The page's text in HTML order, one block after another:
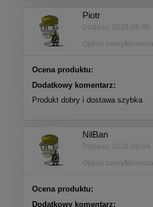
Piotr
Dodano: 2026-08-05
Opinia zweryfikowana
Ocena produktu:
Dodatkowy komentarz:
Produkt dobry i dostawa szybka
NilBan
Dodano: 2026-08-04
Opinia zweryfikowana
Ocena produktu:
Dodatkowy komentarz: